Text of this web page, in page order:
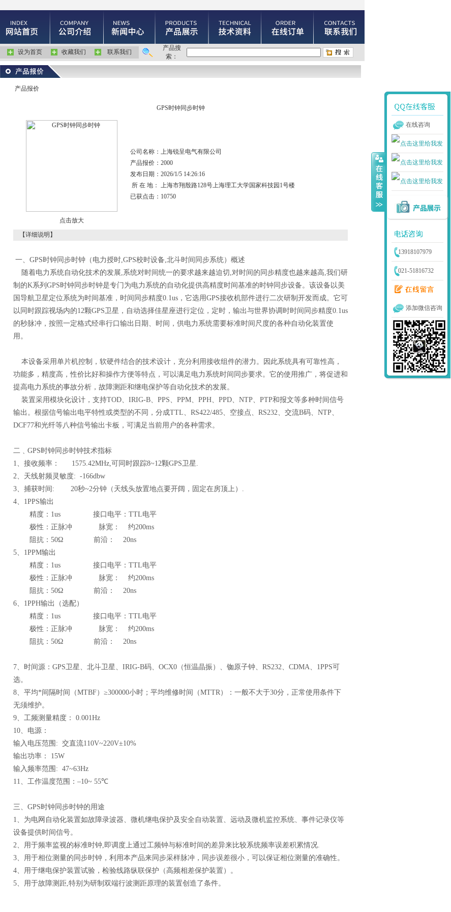
设为首页 收藏我们 联系我们
产品搜
索：
产品报价
GPS时钟同步时钟
点击放大
公司名称： 上海锐呈电气有限公司
产品报价： 2000
发布日期： 2026/1/5 14:26:16
所 在 地： 上海市翔殷路128号上海理工大学国家科技园1号楼
已获点击： 10750
【详细说明】
一、 GPS时钟同步时钟 （ 电力授时,GPS校时设备,北斗时间同步系统） 概述
随着电力系统自动化技术的发展,系统对时间统一的要求越来越迫切,对时间的同步精度也越来越高,我们研
制的K系列 GPS时钟同步时钟是专门为电力系统的自动化提供高精度时间基准的时钟 同步设备。该设备以美
国导航卫星定位系统为时间基准，时间同步精度0.1us，它选用GPS接收机部件进行二次研制开发而成。它可
以同时跟踪视场内的12颗GPS卫星，自动选择佳星座进行定位，定时，输出与世界协调时时间同步精度0.1us
的秒脉冲 ，按照一定格式经串行口输出日期、时间，供电力系统需要标准时间尺度的各种自动化装置使
用。
本设备采用单片机控制，软硬件结合的技术设计，充分利用接收组件的潜力。因此系统具有可靠性高，
功能多，精度高，性价比好和操作方便等特点，可以满足电力系统时间同步要求。它的使用推广，将促进和
提高电力系统的事故分析，故障测距和继电保护等自动化技术的发展。
装置采用模块化设计，支持TOD、 IRIG-B、PPS、PPM、PPH、PPD、NTP、 PTP和报文等多种时间信号
输出。根据信号输出电平特性或类型的不同，分成TTL、RS422/485、空接点、RS232、交流B码、NTP、
DCF77和光纤等八种信号输出卡板，可满足当前用户的各种需求。
二﹑ GPS时钟同步时钟技术指标
1、 接收频率： 1575.42MHz,可同时跟踪8~12颗GPS卫星.
2、 天线射频灵敏度: -166dbw
3、 捕获时间: 20秒~2分钟（天线头放置地点要开阔，固定在房顶上）.
4、 1PPS输出
精度：1us 接口电平：TTL电平
极性：正脉冲 脉宽： 约200ms
阻抗：50Ω 前沿： 20ns
5、 1PPM输出
精度：1us 接口电平：TTL电平
极性：正脉冲 脉宽： 约200ms
阻抗：50Ω 前沿： 20ns
6、 1PPH输出（选配）
精度：1us 接口电平：TTL电平
极性：正脉冲 脉宽： 约200ms
阻抗：50Ω 前沿： 20ns
7、 时间源：GPS卫星、北斗卫星、IRIG-B码、OCX0（恒温晶振）、铷原子钟、RS232、CDMA、1PPS可
选。
8、 平均*间隔时间（MTBF）≥300000小时；平均维修时间（MTTR）：一般不大于30分，正常使用条件下
无须维护。
9、 工频测量精度： 0.001Hz
10、 电源：
输入电压范围: 交直流110V~220V±10%
输出功率： 15W
输入频率范围: 47~63Hz
11、 工作温度范围： –10~ 55℃
三、 GPS时钟同步时钟的用途
1、 为电网自动化装置如故障录波器、微机继电保护及安全自动装置、远动及微机监控系统、事件记录仪等
设备提供时间信号。
2、 用于频率监视的标准时钟,即调度上通过工频钟与标准时间的差异来比较系统频率误差积累情况.
3、 用于相位测量的同步时钟，利用本产品来同步采样脉冲，同步误差很小，可以保证相位测量的准确性。
4、 用于继电保护装置试验，检验线路纵联保护（高频相差保护装置）。
5、 用于故障测距,特别为研制双端行波测距原理的装置创造了条件。
在线咨询
13918107979
021-51816732
添加微信咨询